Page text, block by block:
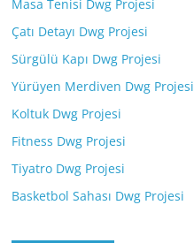
Masa Tenisi Dwg Projesi
Çatı Detayı Dwg Projesi
Sürgülü Kapı Dwg Projesi
Yürüyen Merdiven Dwg Projesi
Koltuk Dwg Projesi
Fitness Dwg Projesi
Tiyatro Dwg Projesi
Basketbol Sahası Dwg Projesi